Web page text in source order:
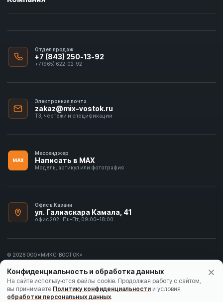
Отдел продаж
+7 (843) 250-13-92
+7 (965) 622-02-92
Электронная почта
zakaz@mix-vostok.ru
ТЗ, чертежи и спецификации
MAX
Мессенджер
Написать в MAX
Модель, артикул или фотография
Офис в Казани
ул. Галиаскара Камала, 41
офис 202 · Пн–Пт, 09:00–18:00
© 2026 ООО «МИКС-ВОСТОК»
Политика конфиденциальности
Согласие на обработку данных
Конфиденциальность и обработка данных
На сайте используются файлы cookie. Продолжая работу с сайтом,
вы принимаете Политику конфиденциальности и условия
обработки персональных данных.